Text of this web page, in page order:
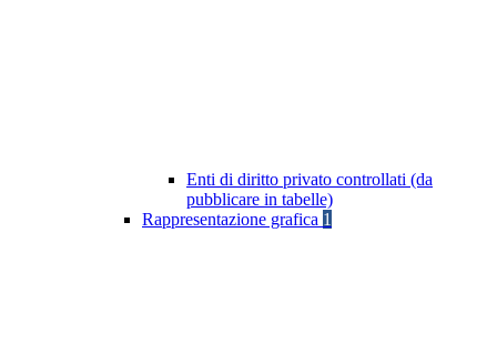
Enti di diritto privato controllati (da
pubblicare in tabelle)
Rappresentazione grafica 1